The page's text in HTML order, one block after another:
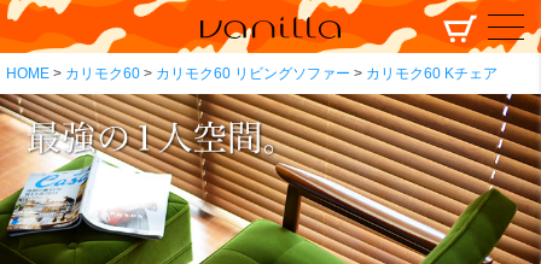
HOME カリモク60 カリモク60 リビングソファー カリモク60 Kチェア